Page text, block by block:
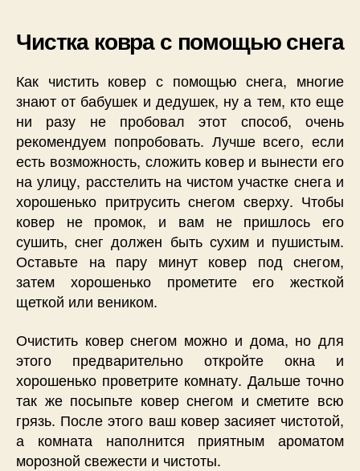
Чистка ковра с помощью снега
Как чистить ковер с помощью снега, многие
знают от бабушек и дедушек, ну а тем, кто еще
ни разу не пробовал этот способ, очень
рекомендуем попробовать. Лучше всего, если
есть возможность, сложить ковер и вынести его
на улицу, расстелить на чистом участке снега и
хорошенько притрусить снегом сверху. Чтобы
ковер не промок, и вам не пришлось его
сушить, снег должен быть сухим и пушистым.
Оставьте на пару минут ковер под снегом,
затем хорошенько прометите его жесткой
щеткой или веником.
Очистить ковер снегом можно и дома, но для
этого предварительно откройте окна и
хорошенько проветрите комнату. Дальше точно
так же посыпьте ковер снегом и сметите всю
грязь. После этого ваш ковер засияет чистотой,
а комната наполнится приятным ароматом
морозной свежести и чистоты.